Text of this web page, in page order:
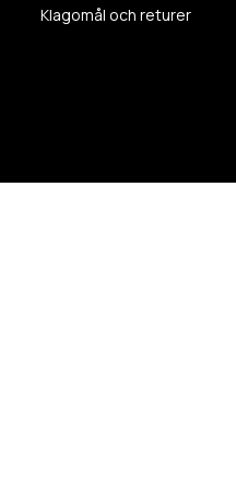
Klagomål och returer